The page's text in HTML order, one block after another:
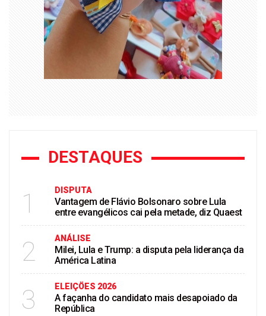
DESTAQUES
1 DISPUTA
Vantagem de Flávio Bolsonaro sobre Lula
entre evangélicos cai pela metade, diz Quaest
2 ANÁLISE
Milei, Lula e Trump: a disputa pela liderança da
América Latina
3 ELEIÇÖES 2026
A façanha do candidato mais desapoiado da
República